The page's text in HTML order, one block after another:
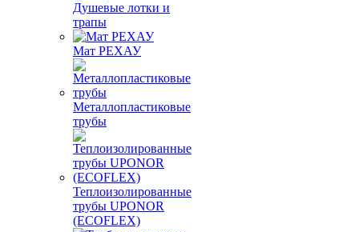
Душевые лотки и
трапы
Мат РЕХАУ
Металлопластиковые
трубы
Теплоизолированные
трубы UPONOR
(ECOFLEX)